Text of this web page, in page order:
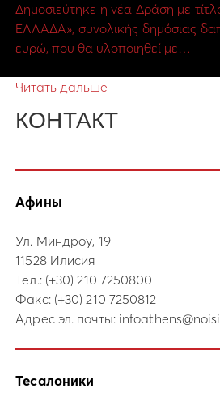
Δημοσιεύτηκε η νέα Δράση με
ΕΛΛΑΔΑ», συνολικής δημόσιας
ευρώ, που θα υλοποιηθεί με…
Читать дальше
КОНТАКТ
Афины
Ул. Миндроу, 19
11528 Илисия
Тел.: (+30) 210 7250800
Факс: (+30) 210 7250812
Адрес эл. почты:
Тесалоники